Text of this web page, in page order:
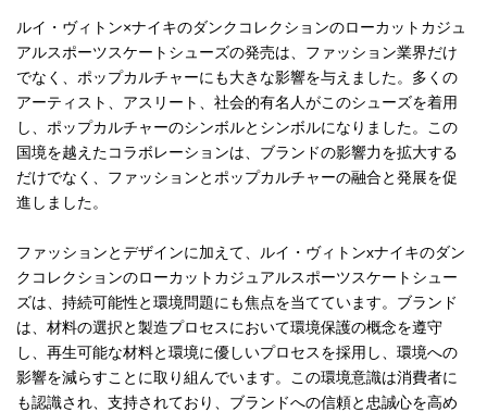
ルイ・ヴィトン×ナイキのダンクコレクションのローカットカジュ
アルスポーツスケートシューズの発売は、ファッション業界だけ
でなく、ポップカルチャーにも大きな影響を与えました。多くの
アーティスト、アスリート、社会的有名人がこのシューズを着用
し、ポップカルチャーのシンボルとシンボルになりました。この
国境を越えたコラボレーションは、ブランドの影響力を拡大する
だけでなく、ファッションとポップカルチャーの融合と発展を促
進しました。
ファッションとデザインに加えて、ルイ・ヴィトンxナイキのダン
クコレクションのローカットカジュアルスポーツスケートシュー
ズは、持続可能性と環境問題にも焦点を当てています。ブランド
は、材料の選択と製造プロセスにおいて環境保護の概念を遵守
し、再生可能な材料と環境に優しいプロセスを採用し、環境への
影響を減らすことに取り組んでいます。この環境意識は消費者に
も認識され、支持されており、ブランドへの信頼と忠誠心を高め